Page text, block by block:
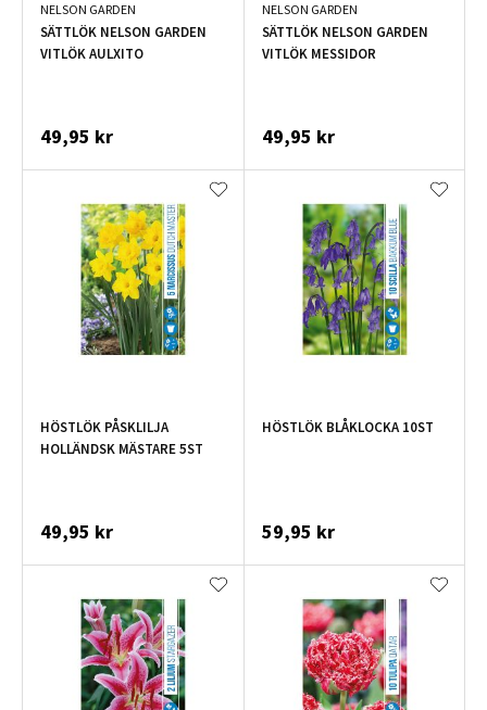
NELSON GARDEN
SÄTTLÖK NELSON GARDEN
VITLÖK AULXITO
49,95 kr
NELSON GARDEN
SÄTTLÖK NELSON GARDEN
VITLÖK MESSIDOR
49,95 kr
HÖSTLÖK PÅSKLILJA
HOLLÄNDSK MÄSTARE 5ST
49,95 kr
HÖSTLÖK BLÅKLOCKA 10ST
59,95 kr